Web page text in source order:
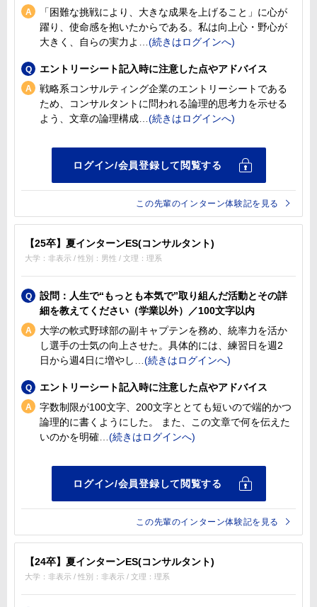
「困難な挑戦により、大きな成果を上げること」に心が
躍り、使命感を抱いたからである。私は向上心・野心が
大きく、自らの実力よ
エントリーシート記入時に注意した点やアドバイス
戦略系コンサルティング企業のエントリーシートである
ため、コンサルタントに問われる論理的思考力を示せる
よう、文章の論理構成
この先輩のインターン体験記を見る
【25卒】夏インターンES(コンサルタント)
大学：非表示 / 性別：男性 / 文理：理系
設問：人生で“もっとも本気で”取り組んだ活動とその詳
細を教えてください（学業以外）／100文字以内
大学の軟式野球部の副キャプテンを務め、統率力を活か
し選手の士気の向上させた。具体的には、練習日を週2
日から週4日に増やし
エントリーシート記入時に注意した点やアドバイス
字数制限が100文字、200文字ととても短いので端的かつ
論理的に書くようにした。 また、この文章で何を伝えた
いのかを明確
この先輩のインターン体験記を見る
【24卒】夏インターンES(コンサルタント)
大学：非表示 / 性別：非表示 / 文理：理系